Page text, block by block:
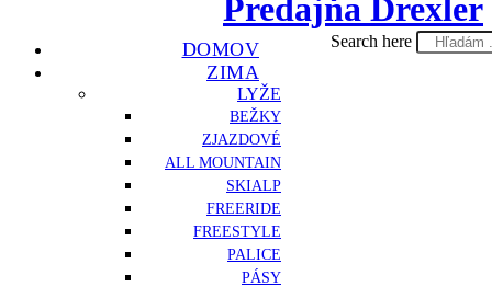
DOMOV
ZIMA
LYŽE
BEŽKY
ZJAZDOVÉ
ALL MOUNTAIN
SKIALP
FREERIDE
FREESTYLE
PALICE
PÁSY
Search here